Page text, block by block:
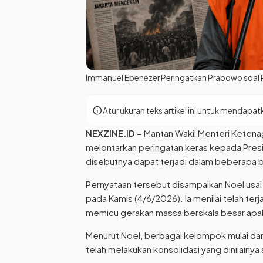
Immanuel Ebenezer Peringatkan Prabowo soal
infoAtur ukuran teks artikel ini untuk
NEXZINE.ID – Mantan Wakil Menteri
melontarkan peringatan keras kepada
disebutnya dapat terjadi dalam beberapa
Pernyataan tersebut disampaikan Noel
pada Kamis (4/6/2026). Ia menilai telah
memicu gerakan massa berskala besar
Menurut Noel, berbagai kelompok mulai
telah melakukan konsolidasi yang